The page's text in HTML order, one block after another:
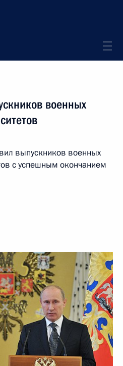
военных
выпускников военных
с успешным окончанием